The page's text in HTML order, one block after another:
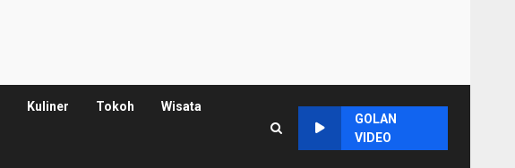
Kuliner Tokoh Wisata
GOLAN
VIDEO